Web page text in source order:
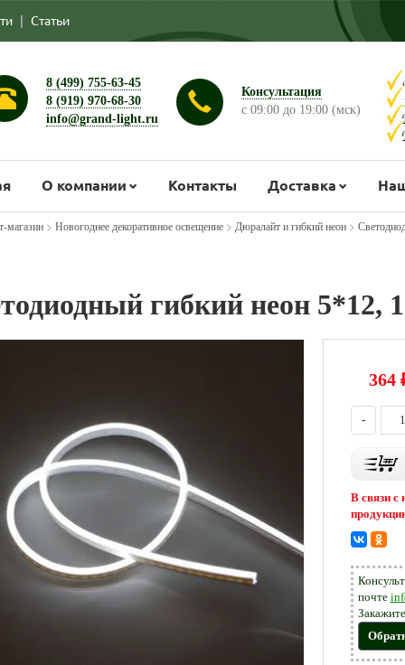
| Статьи
8 (499) 755-63-45
8 (919) 970-68-30
info@grand-light.ru
Консультация
с 09:00 до 19:00 (мск)
О компании Контакты Доставка
магазин> Новогоднее декоративное освещение> Дюралайт и гибкий неон>
гибкий неон 5*12,
364
-
В связи с
почте